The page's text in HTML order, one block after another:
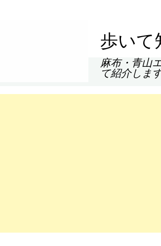
歩いて
麻布・青山
て紹介しま